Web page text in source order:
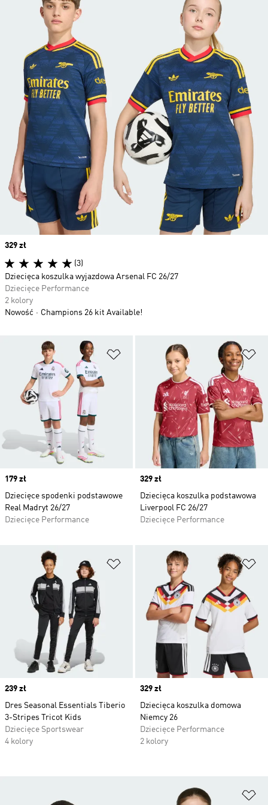
Dodaj do listy życzeń
Price
179 zł
Dziecięce spodenki podstawowe
Real Madryt 26/27
Dziecięce Performance
Price
329 zł
Dziecięca koszulka podstawowa
Liverpool FC 26/27
Dziecięce Performance
Dodaj do listy życzeń
Price
239 zł
Dres Seasonal Essentials Tiberio
3-Stripes Tricot Kids
Dziecięce Sportswear
4 kolory
Price
329 zł
Dziecięca koszulka domowa
Niemcy 26
Dziecięce Performance
2 kolory
Price
329 zł
(3)
Dziecięca koszulka wyjazdowa Arsenal FC 26/27
Dziecięce Performance
2 kolory
Nowość
Champions 26 kit Available!